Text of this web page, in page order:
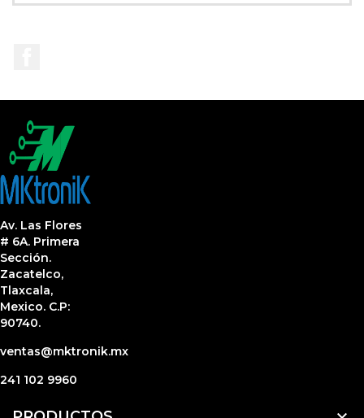
Av. Las Flores
# 6A. Primera
Sección.
Zacatelco,
Tlaxcala,
Mexico. C.P:
90740.
ventas@mktronik.mx
241 102 9960